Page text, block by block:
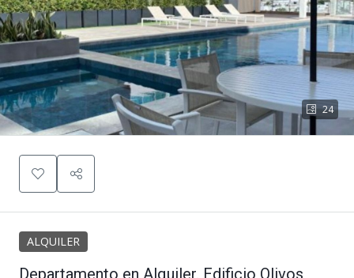
24
ALQUILER